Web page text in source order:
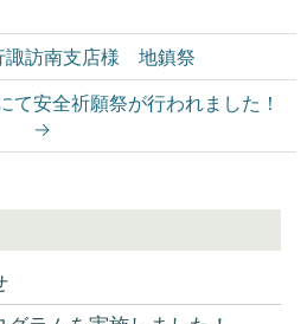
諏訪南支店様 地鎮祭
て安全祈願祭が行われました！
→